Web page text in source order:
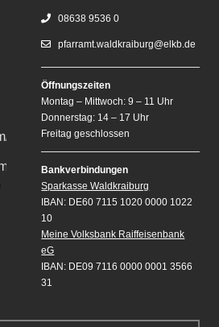
08638 9536 0
pfarramt.waldkraiburg@elkb.de
Öffnungszeiten
Montag – Mittwoch: 9 – 11 Uhr
Donnerstag: 14 – 17 Uhr
Freitag geschlossen
Bankverbindungen
Sparkasse Waldkraiburg
IBAN: DE60 7115 1020 0000 1022
10
Meine Volksbank Raiffeisenbank
eG
IBAN: DE09 7116 0000 0001 3566
31